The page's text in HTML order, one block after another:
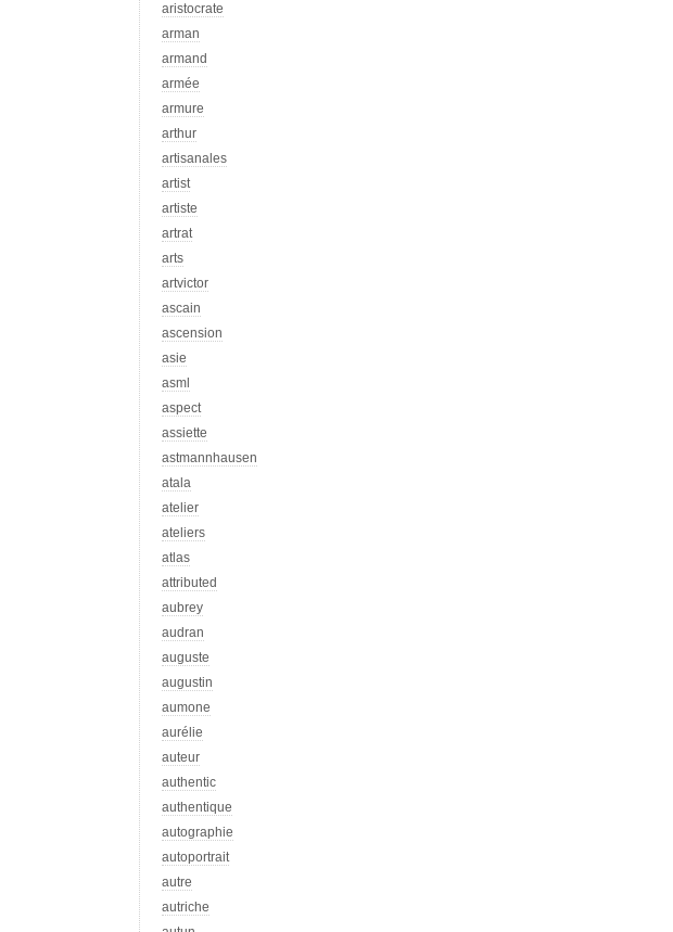
aristocrate
arman
armand
armée
armure
arthur
artisanales
artist
artiste
artrat
arts
artvictor
ascain
ascension
asie
asml
aspect
assiette
astmannhausen
atala
atelier
ateliers
atlas
attributed
aubrey
audran
auguste
augustin
aumone
aurélie
auteur
authentic
authentique
autographie
autoportrait
autre
autriche